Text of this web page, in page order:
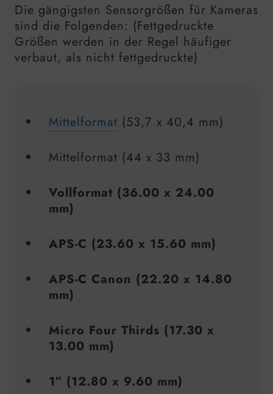
Die gängigsten Sensorgrößen für Kameras
sind die Folgenden: (Fettgedruckte
Größen werden in der Regel häufiger
verbaut, als nicht fettgedruckte)
Mittelformat (53,7 x 40,4 mm)
Mittelformat (44 x 33 mm)
Vollformat (36.00 x 24.00
mm)
APS-C (23.60 x 15.60 mm)
APS-C Canon (22.20 x 14.80
mm)
Micro Four Thirds (17.30 x
13.00 mm)
1″ (12.80 x 9.60 mm)